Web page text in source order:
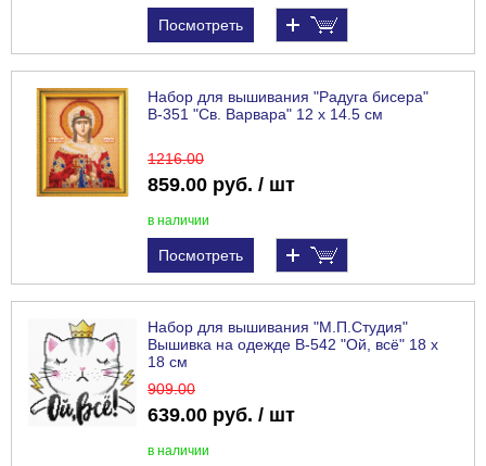
Посмотреть
Набор для вышивания "Радуга бисера"
В-351 "Св. Варвара" 12 х 14.5 см
1216.00
859.00 руб. / шт
в наличии
Посмотреть
Набор для вышивания "М.П.Студия"
Вышивка на одежде В-542 "Ой, всё" 18 х
18 см
909.00
639.00 руб. / шт
в наличии